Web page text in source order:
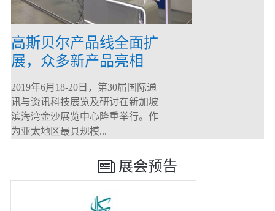
高斯贝尔产品线全面扩
展，众多新产品亮相
CommunicAsia 2019
2019年6月18-20日，第30届国际通
讯与资讯科技展览及研讨在新加坡
滨海湾金沙展览中心隆重举行。作
为亚太地区最具规模...
展会预告